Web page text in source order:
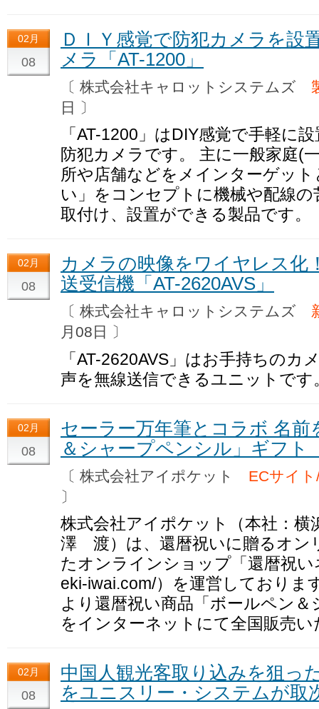
02月
08
ＤＩＹ感覚で防犯カメラを設
メラ「AT-1200」
〔 株式会社キャロットシステムズ
日 〕
「AT-1200」はDIY感覚で手軽に
防犯カメラです。 主に一般家庭(
所や店舗などをメインターゲッ
い」をコンセプトに機械や配線
取付け、設置ができる製品です。
02月
08
カメラの映像をワイヤレス化
送受信機「AT-2620AVS」
〔 株式会社キャロットシステムズ
月08日 〕
「AT-2620AVS」はお手持ちのカ
声を無線送信できるユニットです
02月
08
セーラー万年筆とコラボ 名
＆シャープペンシル」ギフ
〔 株式会社アイポケット ECサイ
〕
株式会社アイポケット（本社：横
澤 渡）は、還暦祝いに贈るオン
たオンラインショップ「還暦祝
eki-iwai.com/）を運営しておりま
より還暦祝い商品「ボールペン
をインターネットにて全国販売
02月
08
中国人観光客取り込みを狙っ
をユニスリー・システムが取